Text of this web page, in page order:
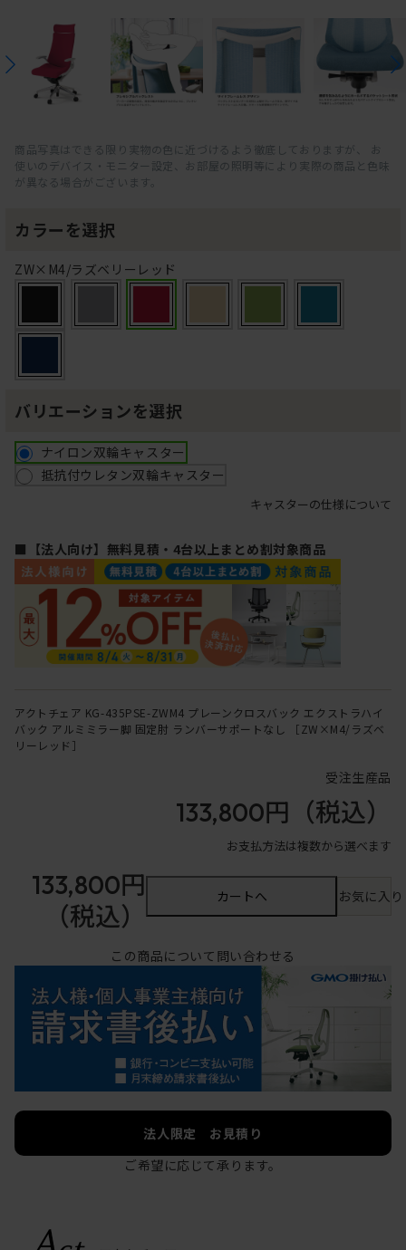
商品写真はできる限り実物の色に近づけるよう徹底しておりますが、 お
使いのデバイス・モニター設定、お部屋の照明等により実際の商品と色味
が異なる場合がございます。
カラーを選択
ZW×M4/ラズベリーレッド
バリエーションを選択
ナイロン双輪キャスター
抵抗付ウレタン双輪キャスター
キャスターの仕様について
■【法人向け】無料見積・4台以上まとめ割対象商品
アクトチェア KG-435PSE-ZWM4 プレーンクロスバック エクストラハイ
バック アルミミラー脚 固定肘 ランバーサポートなし ［ZW×M4/ラズベ
リーレッド］
受注生産品
133,800円 （税込）
お支払方法は複数から選べます
133,800円
（税込）
カートへ お気に入
この商品について問い合わせる
法人限定 お見積り
ご希望に応じて承ります。